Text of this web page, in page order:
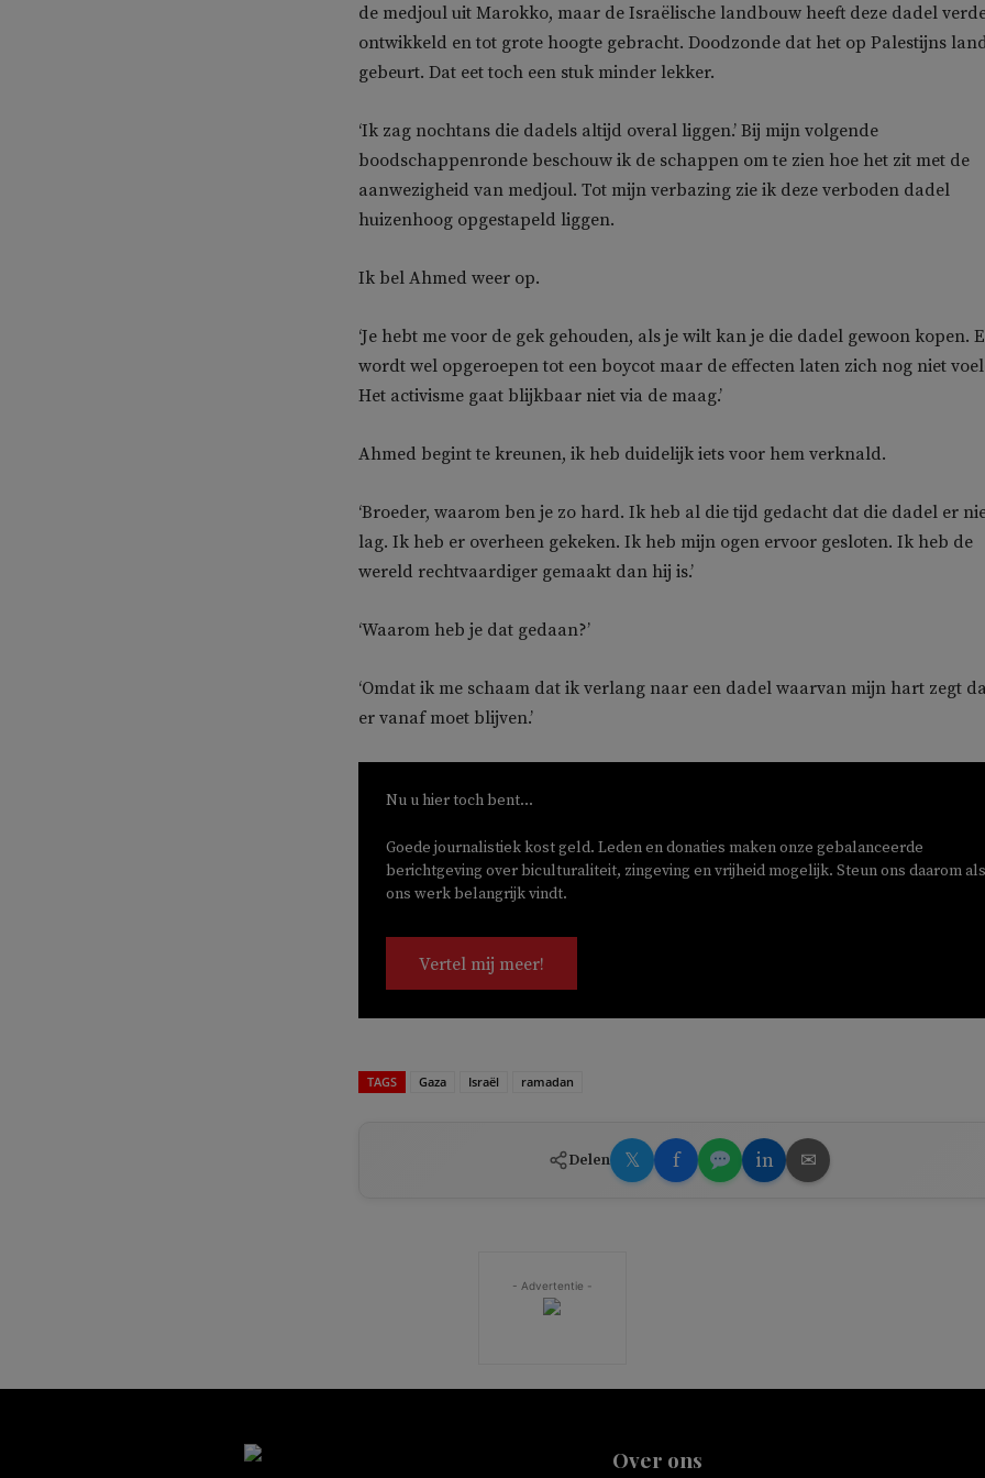
de medjoul uit Marokko, maar de Israëlische landbouw heeft deze dadel
ontwikkeld en tot grote hoogte gebracht. Doodzonde dat het op Palestijns
gebeurt. Dat eet toch een stuk minder lekker.
‘Ik zag nochtans die dadels altijd overal liggen.’ Bij mijn volgende
boodschappenronde beschouw ik de schappen om te zien hoe het zit met de
aanwezigheid van medjoul. Tot mijn verbazing zie ik deze verboden dadel
huizenhoog opgestapeld liggen.
Ik bel Ahmed weer op.
‘Je hebt me voor de gek gehouden, als je wilt kan je die dadel gewoon kopen.
wordt wel opgeroepen tot een boycot maar de effecten laten zich nog niet
Het activisme gaat blijkbaar niet via de maag.’
Ahmed begint te kreunen, ik heb duidelijk iets voor hem verknald.
‘Broeder, waarom ben je zo hard. Ik heb al die tijd gedacht dat die dadel er
lag. Ik heb er overheen gekeken. Ik heb mijn ogen ervoor gesloten. Ik heb de
wereld rechtvaardiger gemaakt dan hij is.’
‘Waarom heb je dat gedaan?’
‘Omdat ik me schaam dat ik verlang naar een dadel waarvan mijn hart zegt
er vanaf moet blijven.’
Nu u hier toch bent...
Goede journalistiek kost geld. Leden en donaties maken onze gebalanceerde
berichtgeving over biculturaliteit, zingeving en vrijheid mogelijk. Steun ons daarom
ons werk belangrijk vindt.
Vertel mij meer!
TAGS Gaza Israël ramadan
Delen 𝕏 f in ✉
- Advertentie -
Over ons